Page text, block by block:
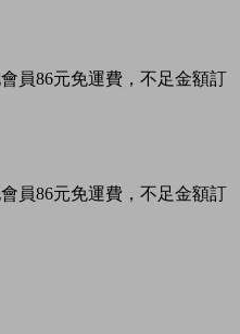
員86元免運費，不足金額訂
員86元免運費，不足金額訂